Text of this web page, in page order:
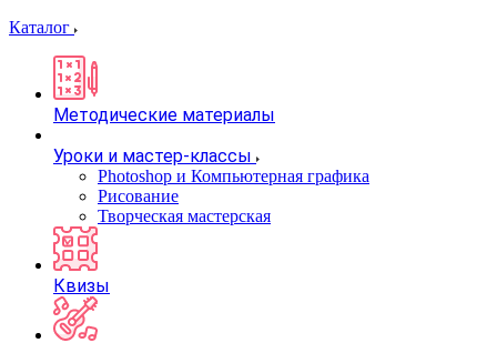
Каталог
Методические материалы
Уроки и мастер-классы
Photoshop и Компьютерная графика
Рисование
Творческая мастерская
Квизы